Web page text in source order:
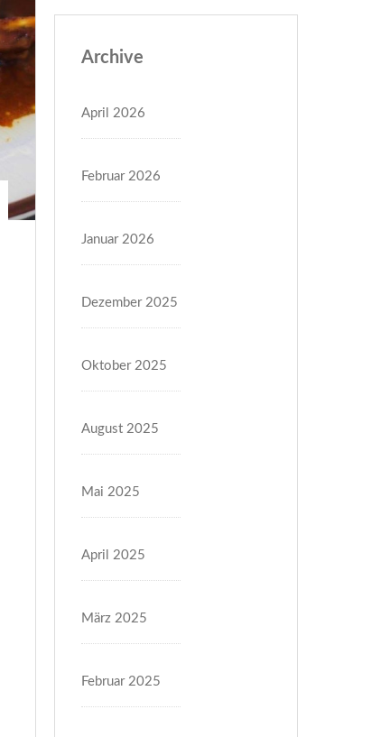
Archive
April 2026
Februar 2026
Januar 2026
Dezember 2025
Oktober 2025
August 2025
Mai 2025
April 2025
März 2025
Februar 2025